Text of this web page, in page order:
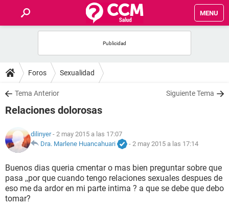
MENU
FOROS
SALUD
NUTRICIÓN
BIENESTAR
SEXUALIDAD
Foros Sexualidad
Tema Anterior Siguiente Tema
Relaciones dolorosas
dilinyer- 2 may 2015 a las 17:07
Dra. Marlene Huancahuari
- 2 may 2015 a las 17:14
Buenos dias queria cmentar o mas bien preguntar sobre que
pasa ,,por que cuando tengo relaciones sexuales despues de
eso me da ardor en mi parte intima ? a que se debe que debo
tomar?